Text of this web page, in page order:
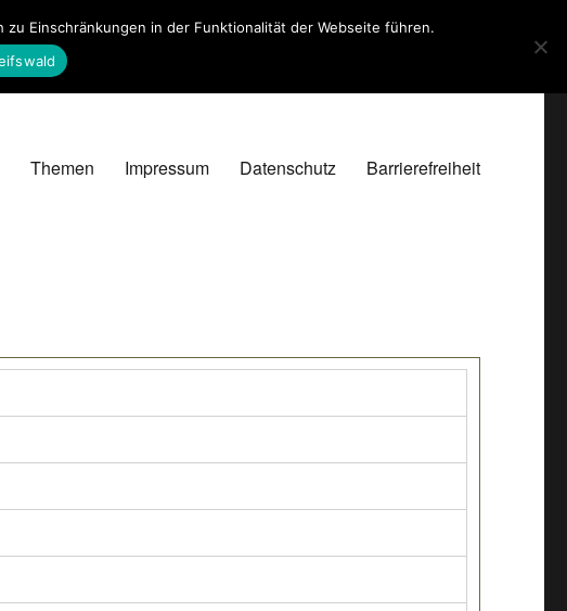
Themen Impressum Datenschutz Barrierefreiheit
Einschränkungen in der Funktionalität der Webseite führen.